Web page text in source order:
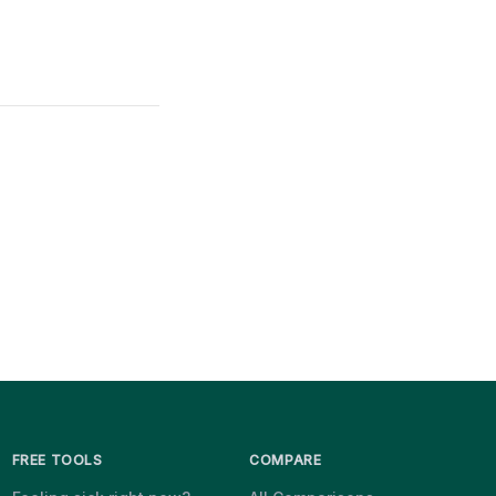
FREE TOOLS COMPARE